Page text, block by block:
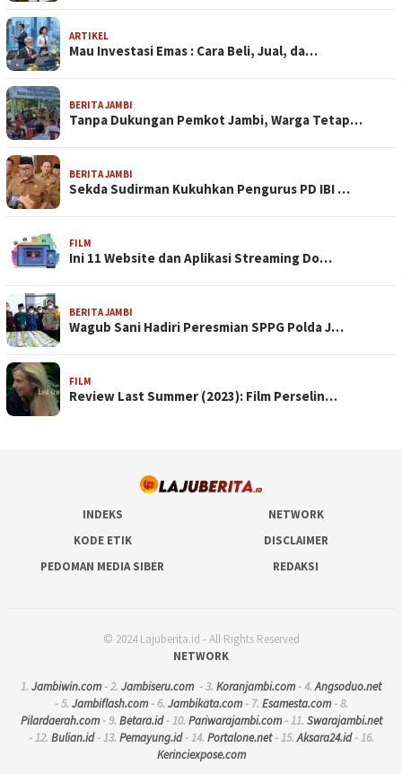
ARTIKEL
Mau Investasi Emas : Cara Beli, Jual, da…
BERITA JAMBI
Tanpa Dukungan Pemkot Jambi, Warga Tetap…
BERITA JAMBI
Sekda Sudirman Kukuhkan Pengurus PD IBI …
FILM
Ini 11 Website dan Aplikasi Streaming Do…
BERITA JAMBI
Wagub Sani Hadiri Peresmian SPPG Polda J…
FILM
Review Last Summer (2023): Film Perselin…
INDEKS
NETWORK
KODE ETIK
DISCLAIMER
PEDOMAN MEDIA SIBER
REDAKSI
© 2024 Lajuberita.id - All Rights Reserved
NETWORK
1. Jambiwin.com- 2. Jambiseru.com- 3. Koranjambi.com- 4.Angsoduo.net
- 5. Jambiflash.com- 6. Jambikata.com- 7. Esamesta.com- 8.
Pilardaerah.com- 9. Betara.id- 10. Pariwarajambi.com- 11. Swarajambi.net
- 12. Bulian.id- 13. Pemayung.id- 14. Portalone.net- 15.Aksara24.id- 16.
Kerinciexpose.com